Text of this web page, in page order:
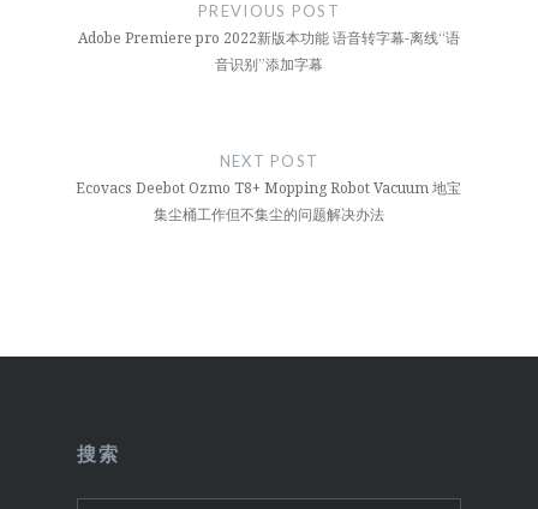
PREVIOUS POST
Adobe Premiere pro 2022新版本功能 语音转字幕-离线“语
音识别”添加字幕
NEXT POST
Ecovacs Deebot Ozmo T8+ Mopping Robot Vacuum 地宝
集尘桶工作但不集尘的问题解决办法
搜索